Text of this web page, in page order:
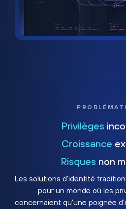
Privilèges
Croissance
Risques non
Les solutions d’identité
pour un monde où les
concernaient qu’une poignée